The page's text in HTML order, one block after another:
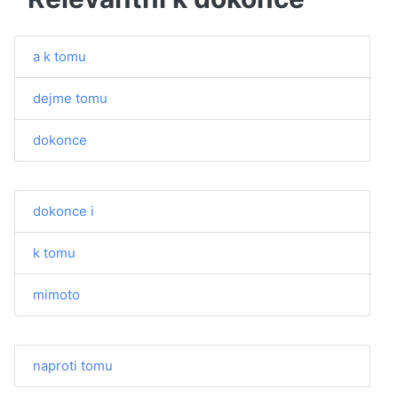
a k tomu
dejme tomu
dokonce
dokonce i
k tomu
mimoto
naproti tomu